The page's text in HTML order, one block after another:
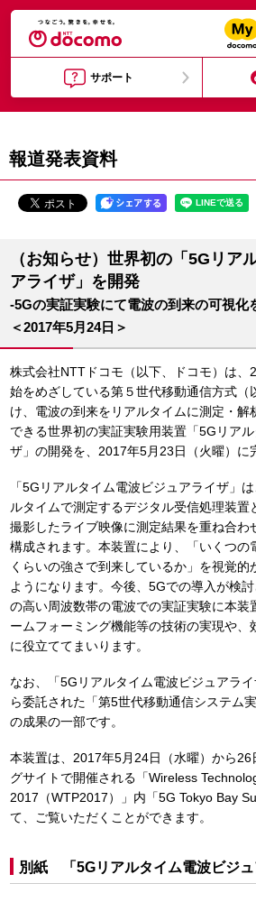
サポート
報道発表資料
（お知らせ）世界初の「5Gリア
アライザ」を開発
-5Gの実証実験にて電波の到来の可視化
＜2017年5月24日＞
株式会社NTTドコモ（以下、ドコモ）は、
始をめざしている第５世代移動通信方式（
け、電波の到来をリアルタイムに測定・解
できる世界初の実証実験用装置「5Gリア
ザ」の開発を、2017年5月23日（火曜）に
「5Gリアルタイム電波ビジュアライザ」
ルタイムで測定するデジタル受信処理装
撮影したライブ映像に測定結果を重ね合わ
構成されます。本装置により、「いくつの
くらいの強さで到来しているか」を視覚的
ようになります。今後、5Gでの導入が検
の高い周波数帯の電波での実証実験に本装
ームフォーミング機能等の技術の実現や、
に役立ててまいります。
なお、「5Gリアルタイム電波ビジュアラ
ら委託された「第5世代移動通信システム
の成果の一部です。
本装置は、2017年5月24日（水曜）から26
グサイトで開催される「Wireless
2017（WTP2017）」内「5G Tokyo Bay
て、ご覧いただくことができます。
別紙 「5Gリアルタイム電波ビジ